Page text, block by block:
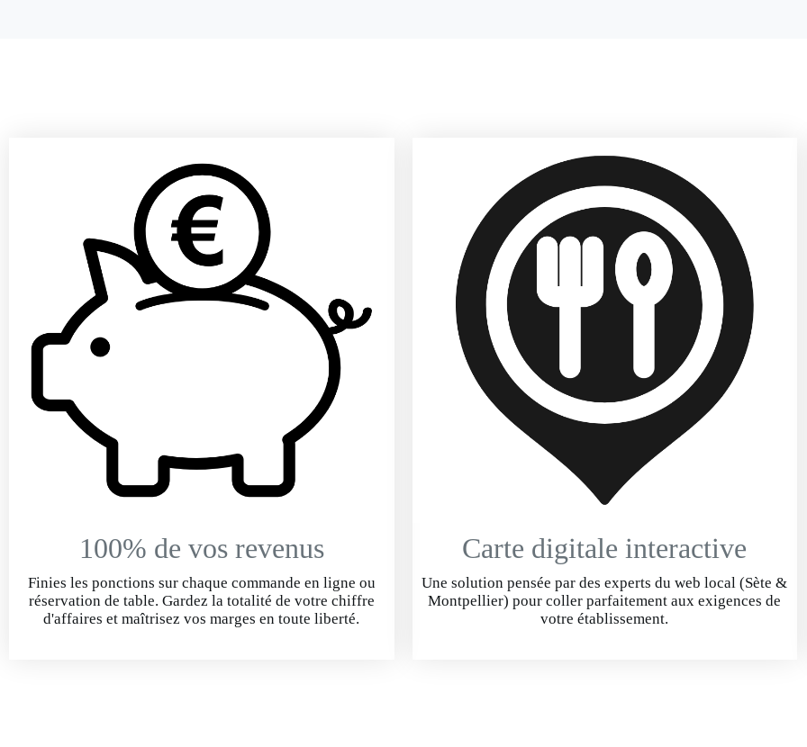
100% de vos revenus
Finies les ponctions sur chaque commande en ligne ou
réservation de table. Gardez la totalité de votre chiffre
d'affaires et maîtrisez vos marges en toute liberté.
Carte digitale interactive
Une solution pensée par des experts du web local (Sète &
Montpellier) pour coller parfaitement aux exigences de
votre établissement.